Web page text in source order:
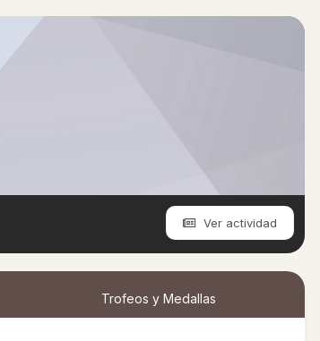
Ver actividad
Trofeos y Medallas